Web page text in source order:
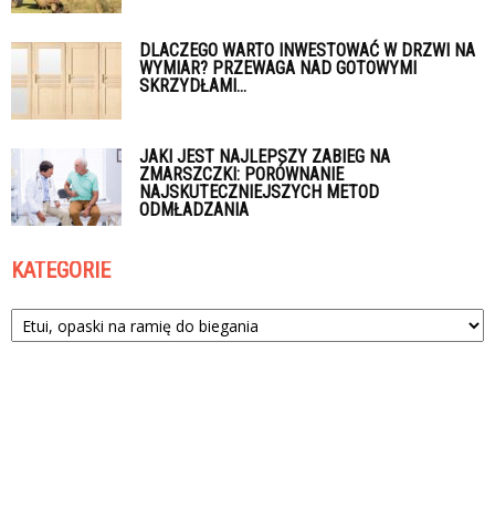
DLACZEGO WARTO INWESTOWAĆ W DRZWI NA
WYMIAR? PRZEWAGA NAD GOTOWYMI
SKRZYDŁAMI...
JAKI JEST NAJLEPSZY ZABIEG NA
ZMARSZCZKI: PORÓWNANIE
NAJSKUTECZNIEJSZYCH METOD
ODMŁADZANIA
KATEGORIE
Kategorie